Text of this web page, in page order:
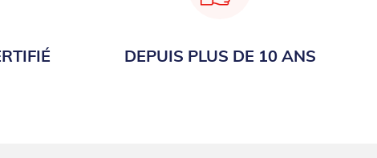
DEPUIS PLUS DE 10 ANS